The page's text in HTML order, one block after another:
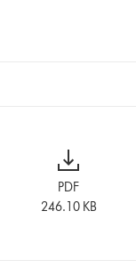
PDF
246.10 KB